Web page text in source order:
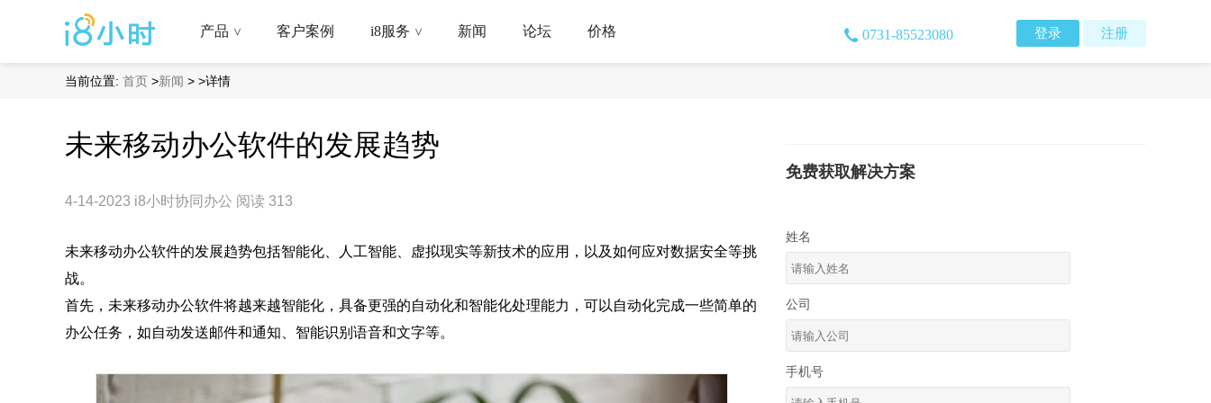
产品 > 客户案例 i8服务 > 新闻 论坛 价格 登录 注册
0731-85523080
当前位置: 首页 >新闻 > >详情
未来移动办公软件的发展趋势
4-14-2023 i8小时协同办公 阅读 313
未来移动办公软件的发展趋势包括智能化、人工智能、虚拟现实等新技术的应用，以及如何应对数据安全等挑
战。
首先，未来移动办公软件将越来越智能化，具备更强的自动化和智能化处理能力，可以自动化完成一些简单的
办公任务，如自动发送邮件和通知、智能识别语音和文字等。
免费获取解决方案
姓名
公司
手机号